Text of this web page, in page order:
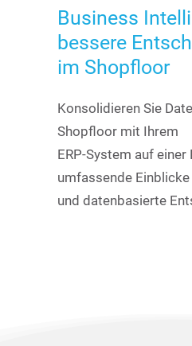
Business
bessere
im Shopfloor
Konsolidieren Sie
Shopfloor mit Ihrem
ERP-System auf
umfassende Einblicke
und datenbasierte